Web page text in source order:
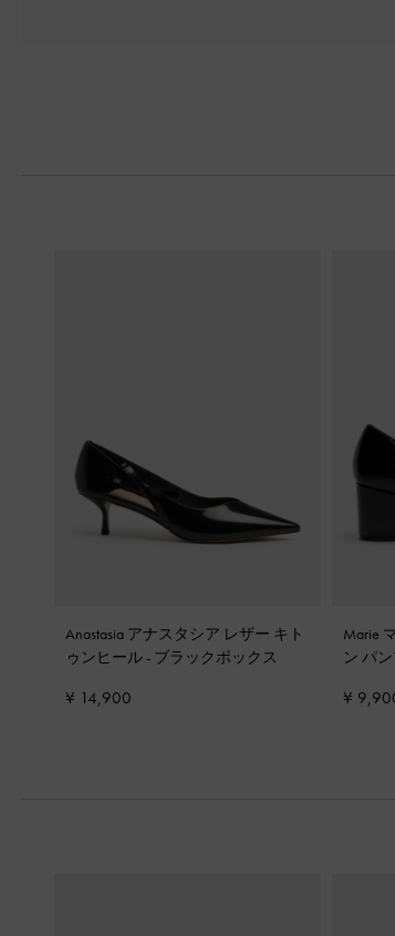
Anastasia アナスタシア レザー キト
ゥンヒール - ブラックボックス
¥ 14,900
Marie
ン パ
¥